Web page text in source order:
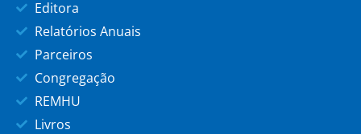
Editora
Relatórios Anuais
Parceiros
Congregação
REMHU
Livros